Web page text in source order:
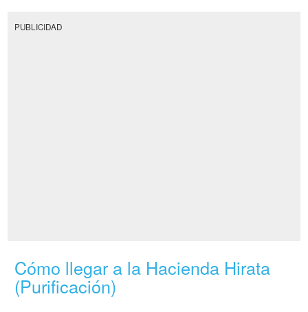
PUBLICIDAD
Cómo llegar a la Hacienda Hirata
(Purificación)